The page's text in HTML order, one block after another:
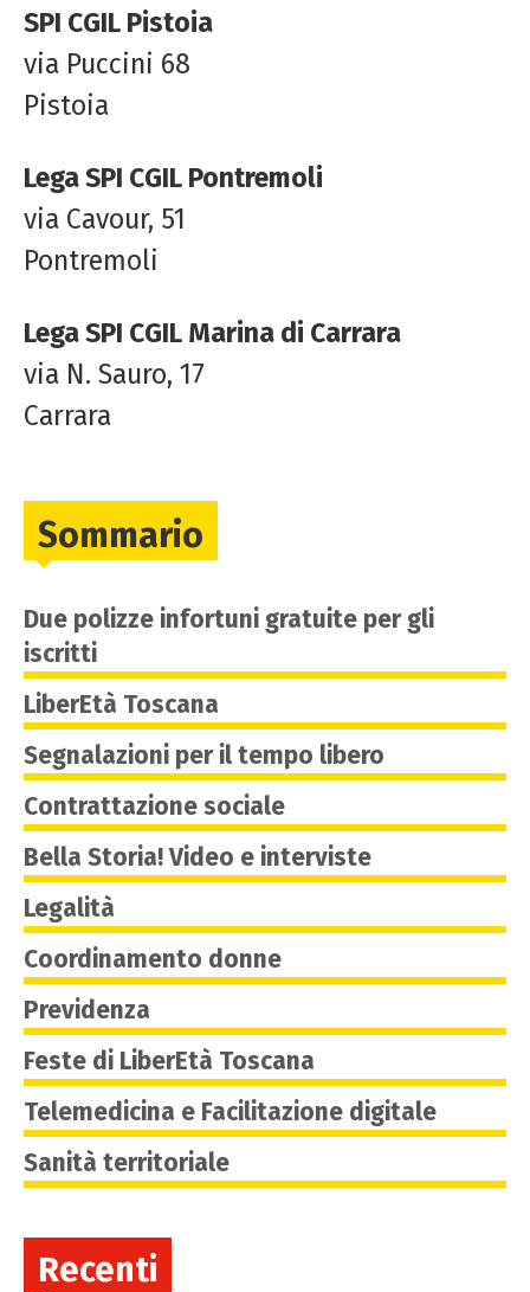
SPI CGIL Pistoia
via Puccini 68
Pistoia
Lega SPI CGIL Pontremoli
via Cavour, 51
Pontremoli
Lega SPI CGIL Marina di Carrara
via N. Sauro, 17
Carrara
Sommario
Due polizze infortuni gratuite per gli
iscritti
LiberEtà Toscana
Segnalazioni per il tempo libero
Contrattazione sociale
Bella Storia! Video e interviste
Legalità
Coordinamento donne
Previdenza
Feste di LiberEtà Toscana
Telemedicina e Facilitazione digitale
Sanità territoriale
Recenti